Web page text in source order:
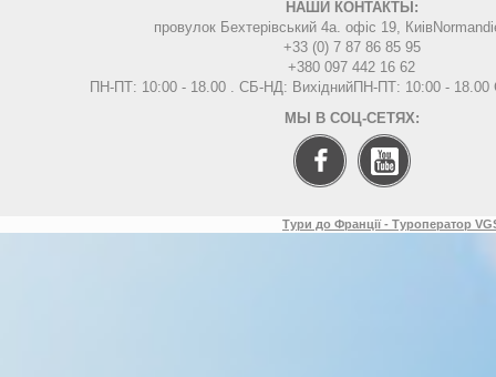
НАШИ КОНТАКТЫ:
провулок Бехтерівський 4а. офіс 19, Киів
+33 (0) 7 87 86 85 95
+380 097 442 16 62
ПН-ПТ: 10:00 - 18.00 . СБ-НД: ВихіднийПН-ПТ: 10:00 -
МЫ В СОЦ-СЕТЯХ:
Тури до Франції - Туроператор